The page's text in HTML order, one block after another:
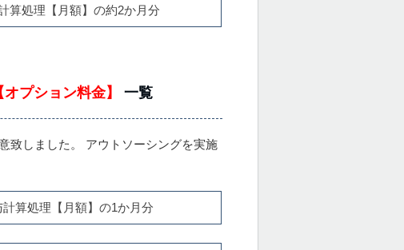
算処理【月額】の約2か月分
オプション料金】 一覧
致しました。 アウトソーシングを実施
計算処理【月額】の1か月分